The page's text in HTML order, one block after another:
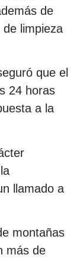
de
limpieza
que el
24 horas
a la
llamado a
montañas
más de